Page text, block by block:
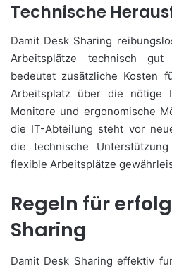
Technische
Damit Desk Sharing
Arbeitsplätze technisch
bedeutet zusätzliche Kosten
Arbeitsplatz über die nötige
Monitore und ergonomische
die IT-Abteilung steht vor
die technische
flexible Arbeitsplätze
Regeln für
Sharing
Damit Desk Sharing effektiv